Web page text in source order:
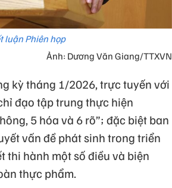
luận Phiên họp
Ảnh: Dương Văn Giang/TTXVN
kỳ tháng 1/2026, trực tuyến với
đạo tập trung thực hiện
5 hóa và 6 rõ”; đặc biệt ban
vấn đề phát sinh trong triển
hành một số điều và biện
thực phẩm.